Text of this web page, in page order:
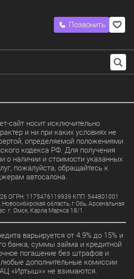
Позвонить
сайт носит исключительно
и ни при каких условиях не
определяемой положениями
кодекса РФ. Для получения
о наличии и стоимости указанных
пожалуйста, обращайтесь к
автосалона.
ОГРН: 1175476119939 КПП: 544801001
область, г Обь, Арсенальная
г. Омск, Карла Маркса 18/1
варьируется от 4.9% до 15% и
банка, суммы займа и кредитной
погашение без штрафов и
дополнительные комиссии
«Иртыш»» не взимаются.